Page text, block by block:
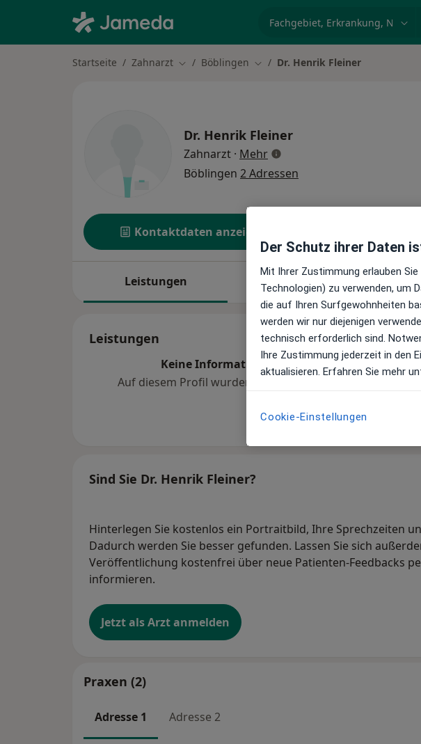
Startseite Zahnarzt Stadt ändern
Böblingen Stadt ändern
Dr. Henrik Fleiner
Dr. Henrik Fleiner
Zahnarzt · Mehrüber Spezialisierungen
Böblingen 2 Adressen
Kontaktdaten anzeigen
Leistungen Standorte
Leistungen
Keine Informationen über Leistungen und
Auf diesem Profil wurden noch keine Informationen über
Sind Sie Dr. Henrik Fleiner?
Hinterlegen Sie kostenlos ein Portraitbild, Ihre Sprechzeiten
Dadurch werden Sie besser gefunden. Lassen Sie sich
Veröffentlichung kostenfrei über neue Patienten-Feedbacks
informieren.
Jetzt als Arzt anmelden
Praxen (2)
Adresse 1 Adresse 2
Der Schutz ihrer Daten
Mit Ihrer Zustimmung erlauben
Technologien) zu verwenden, um
die auf Ihren Surfgewohnheiten
werden wir nur diejenigen
technisch erforderlich sind.
Ihre Zustimmung jederzeit in den
aktualisieren. Erfahren Sie mehr
Cookie-Einstellungen